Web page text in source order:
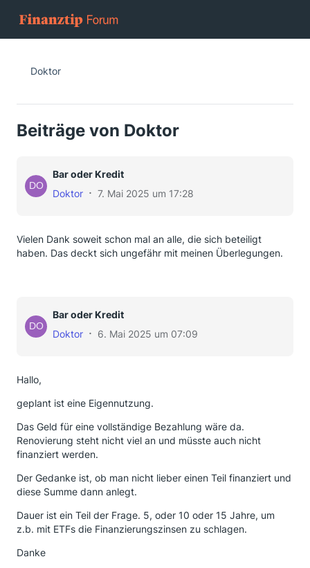
Doktor
Beiträge von Doktor
Bar oder Kredit
Doktor
7. Mai 2025 um 17:28
Vielen Dank soweit schon mal an alle, die sich beteiligt
haben. Das deckt sich ungefähr mit meinen Überlegungen.
Bar oder Kredit
Doktor
6. Mai 2025 um 07:09
Hallo,
geplant ist eine Eigennutzung.
Das Geld für eine vollständige Bezahlung wäre da.
Renovierung steht nicht viel an und müsste auch nicht
finanziert werden.
Der Gedanke ist, ob man nicht lieber einen Teil finanziert und
diese Summe dann anlegt.
Dauer ist ein Teil der Frage. 5, oder 10 oder 15 Jahre, um
z.b. mit ETFs die Finanzierungszinsen zu schlagen.
Danke